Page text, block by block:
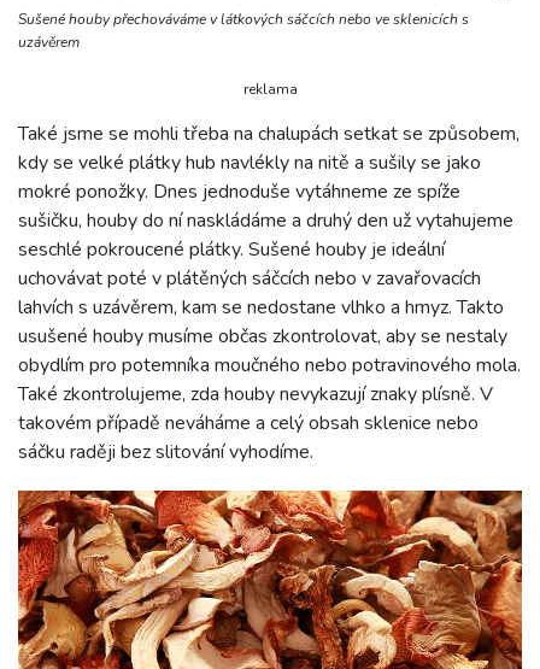
Sušené houby přechováváme v látkových sáčcích nebo ve sklenicích s
uzávěrem
reklama
Také jsme se mohli třeba na chalupách setkat se způsobem,
kdy se velké plátky hub navlékly na nitě a sušily se jako
mokré ponožky. Dnes jednoduše vytáhneme ze spíže
sušičku, houby do ní naskládáme a druhý den už vytahujeme
seschlé pokroucené plátky. Sušené houby je ideální
uchovávat poté v plátěných sáčcích nebo v zavařovacích
lahvích s uzávěrem, kam se nedostane vlhko a hmyz. Takto
usušené houby musíme občas zkontrolovat, aby se nestaly
obydlím pro potemníka moučného nebo potravinového mola.
Také zkontrolujeme, zda houby nevykazují znaky plísně. V
takovém případě neváháme a celý obsah sklenice nebo
sáčku raději bez slitování vyhodíme.